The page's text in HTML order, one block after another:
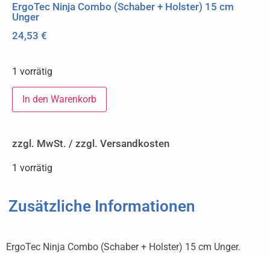
ErgoTec Ninja Combo (Schaber + Holster) 15 cm
Unger
24,53 €
1 vorrätig
In den Warenkorb
zzgl. MwSt. / zzgl. Versandkosten
1 vorrätig
Zusätzliche Informationen
ErgoTec Ninja Combo (Schaber + Holster) 15 cm Unger.